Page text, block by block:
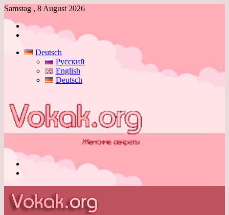
Samstag , 8 August 2026
Anmelden
Deutsch
Русский
English
Deutsch